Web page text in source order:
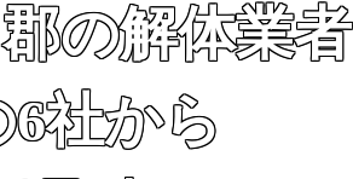
の解体業者
社から